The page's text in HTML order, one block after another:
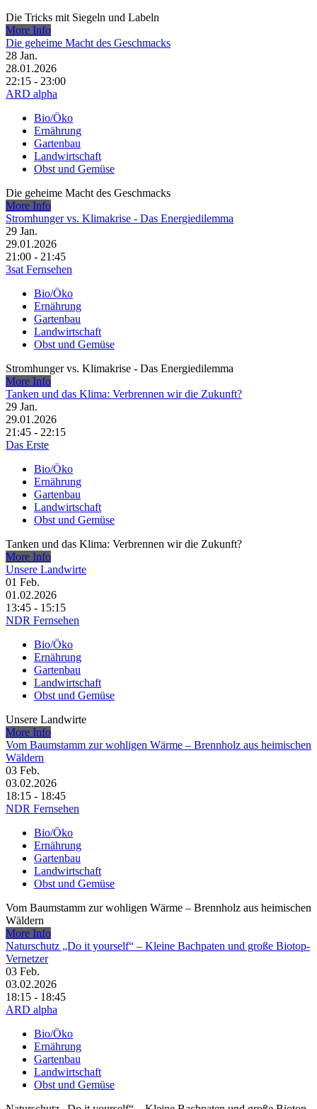
Die Tricks mit Siegeln und Labeln
More Info
Die geheime Macht des Geschmacks
28 Jan.
28.01.2026
22:15 - 23:00
ARD alpha
Bio/Öko
Ernährung
Gartenbau
Landwirtschaft
Obst und Gemüse
Die geheime Macht des Geschmacks
More Info
Stromhunger vs. Klimakrise - Das Energiedilemma
29 Jan.
29.01.2026
21:00 - 21:45
3sat Fernsehen
Bio/Öko
Ernährung
Gartenbau
Landwirtschaft
Obst und Gemüse
Stromhunger vs. Klimakrise - Das Energiedilemma
More Info
Tanken und das Klima: Verbrennen wir die Zukunft?
29 Jan.
29.01.2026
21:45 - 22:15
Das Erste
Bio/Öko
Ernährung
Gartenbau
Landwirtschaft
Obst und Gemüse
Tanken und das Klima: Verbrennen wir die Zukunft?
More Info
Unsere Landwirte
01 Feb.
01.02.2026
13:45 - 15:15
NDR Fernsehen
Bio/Öko
Ernährung
Gartenbau
Landwirtschaft
Obst und Gemüse
Unsere Landwirte
More Info
Vom Baumstamm zur wohligen Wärme – Brennholz aus heimischen
Wäldern
03 Feb.
03.02.2026
18:15 - 18:45
NDR Fernsehen
Bio/Öko
Ernährung
Gartenbau
Landwirtschaft
Obst und Gemüse
Vom Baumstamm zur wohligen Wärme – Brennholz aus heimischen
Wäldern
More Info
Naturschutz „Do it yourself“ – Kleine Bachpaten und große Biotop-
Vernetzer
03 Feb.
03.02.2026
18:15 - 18:45
ARD alpha
Bio/Öko
Ernährung
Gartenbau
Landwirtschaft
Obst und Gemüse